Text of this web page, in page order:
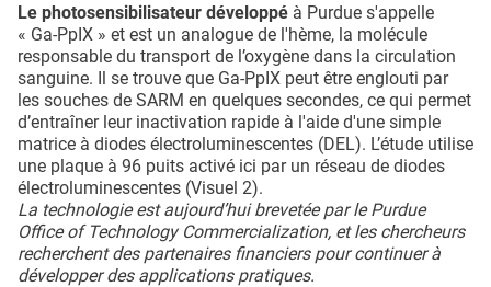
Le photosensibilisateur développé à Purdue s'appelle
« Ga-PpIX » et est un analogue de l'hème, la molécule
responsable du transport de l’oxygène dans la circulation
sanguine. Il se trouve que Ga-PpIX peut être englouti par
les souches de SARM en quelques secondes, ce qui permet
d’entraîner leur inactivation rapide à l'aide d'une simple
matrice à diodes électroluminescentes (DEL). L’étude utilise
une plaque à 96 puits activé ici par un réseau de diodes
électroluminescentes (Visuel 2).
La technologie est aujourd’hui brevetée par le Purdue
Office of Technology Commercialization, et les chercheurs
recherchent des partenaires financiers pour continuer à
développer des applications pratiques.